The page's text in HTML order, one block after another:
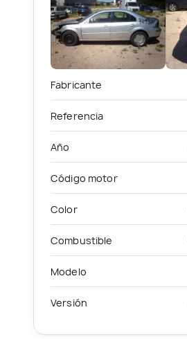
Fabricante
Referencia
Año
Código motor
Color
Combustible
Modelo
Versión